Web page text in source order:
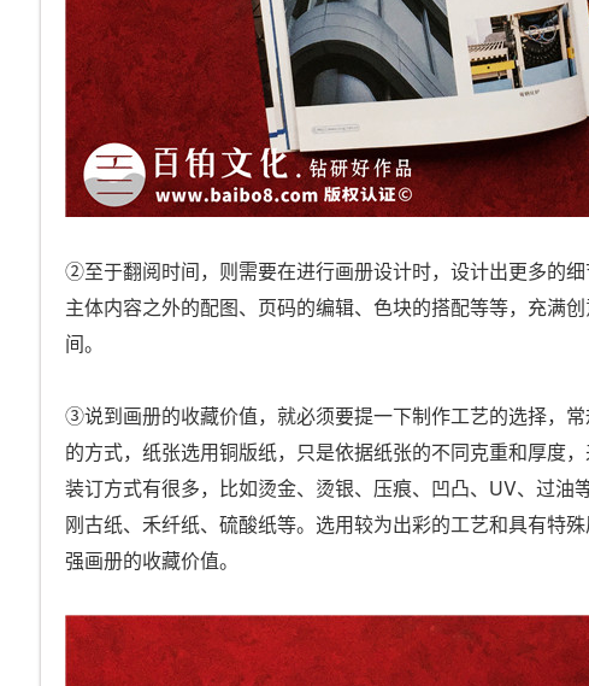
②至于翻阅时间，则需要在进行画册设计时，设计出更多的细
主体内容之外的配图、页码的编辑、色块的搭配等等，充满
间。
③说到画册的收藏价值，就必须要提一下制作工艺的选择，
的方式，纸张选用铜版纸，只是依据纸张的不同克重和厚度
装订方式有很多，比如烫金、烫银、压痕、凹凸、UV、过油
刚古纸、禾纤纸、硫酸纸等。选用较为出彩的工艺和具有特
强画册的收藏价值。